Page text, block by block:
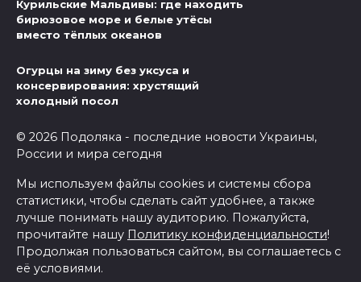
Курильские Мальдивы: где находить
бирюзовое море и белые утёсы
вместо тёплых океанов
Огурцы на зиму без уксуса и
консервирования: хрустящий
холодный посол
© 2026 Подоляка - последние новости Украины,
России и мира сегодня
Мы используем файлы cookies и системы сбора
статистики, чтобы сделать сайт удобнее, а также
лучше понимать нашу аудиторию. Пожалуйста,
прочитайте нашу Политику конфиденциальности!
Продолжая пользоваться сайтом, вы соглашаетесь с
её условиями.